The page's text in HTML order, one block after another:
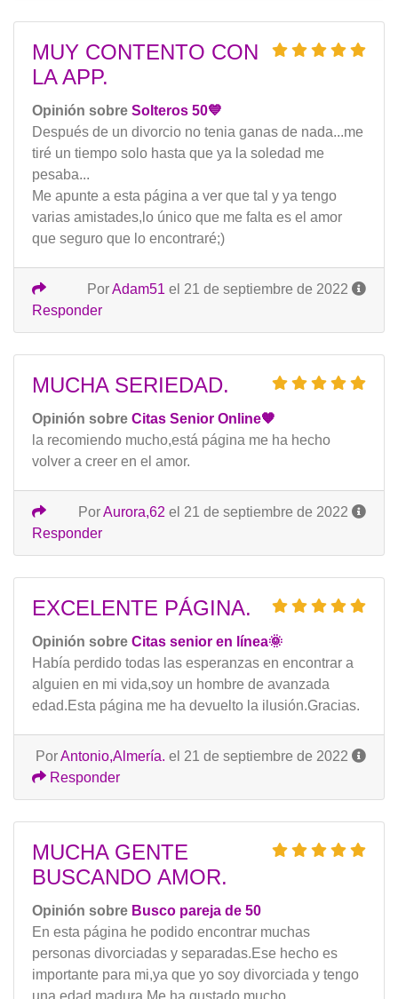
MUY CONTENTO CON
LA APP.
Opinión sobre Solteros 50💙
Después de un divorcio no tenia ganas de nada...me
tiré un tiempo solo hasta que ya la soledad me
pesaba...
Me apunte a esta página a ver que tal y ya tengo
varias amistades,lo único que me falta es el amor
que seguro que lo encontraré;)
PorAdam51 el 21 de septiembre de 2022
Responder
MUCHA SERIEDAD.
Opinión sobre Citas Senior Online🧡
la recomiendo mucho,está página me ha hecho
volver a creer en el amor.
PorAurora,62 el 21 de septiembre de 2022
Responder
EXCELENTE PÁGINA.
Opinión sobre Citas senior en línea🌞
Había perdido todas las esperanzas en encontrar a
alguien en mi vida,soy un hombre de avanzada
edad.Esta página me ha devuelto la ilusión.Gracias.
PorAntonio,Almería. el 21 de septiembre de 2022
Responder
MUCHA GENTE
BUSCANDO AMOR.
Opinión sobre Busco pareja de 50
En esta página he podido encontrar muchas
personas divorciadas y separadas.Ese hecho es
importante para mi,ya que yo soy divorciada y tengo
una edad madura.Me ha gustado mucho.